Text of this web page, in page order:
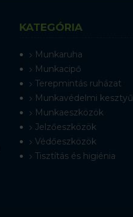
KATEGÓRIA
Munkaruha
Munkacipő
Terepmintás ruházat
Munkavédelmi kesztyű
Munkaeszközök
Jelzőeszközök
Védőeszközök
Tisztítás és higiénia